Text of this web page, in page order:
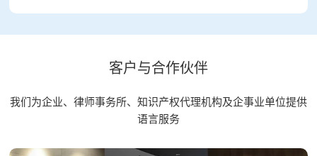
客户与合作伙伴
我们为企业、律师事务所、知识产权代理机构及企事业单位提供
语言服务